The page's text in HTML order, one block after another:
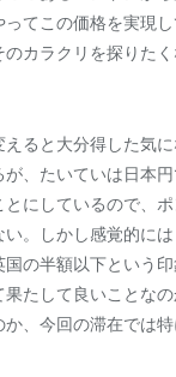
ってこの価格を実現
カラクリを探りた
えると大分得した気
が、たいていは日本
とにしているので、
。しかし感覚的には
の半額以下という
果たして良いことな
、今回の滞在では特